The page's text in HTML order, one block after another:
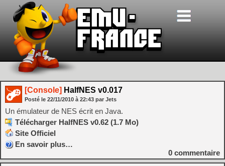
[Console] HalfNES v0.017
Posté le 22/11/2010 à 22:43 par Jets
Un émulateur de NES écrit en Java.
Télécharger HalfNES v0.62 (1.7 Mo)
Site Officiel
En savoir plus…
0 commentaire